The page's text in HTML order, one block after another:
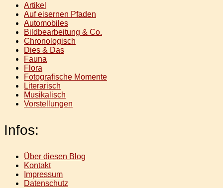
Artikel
Auf eisernen Pfaden
Automobiles
Bildbearbeitung & Co.
Chronologisch
Dies & Das
Fauna
Flora
Fotografische Momente
Literarisch
Musikalisch
Vorstellungen
Infos:
Über diesen Blog
Kontakt
Impressum
Datenschutz